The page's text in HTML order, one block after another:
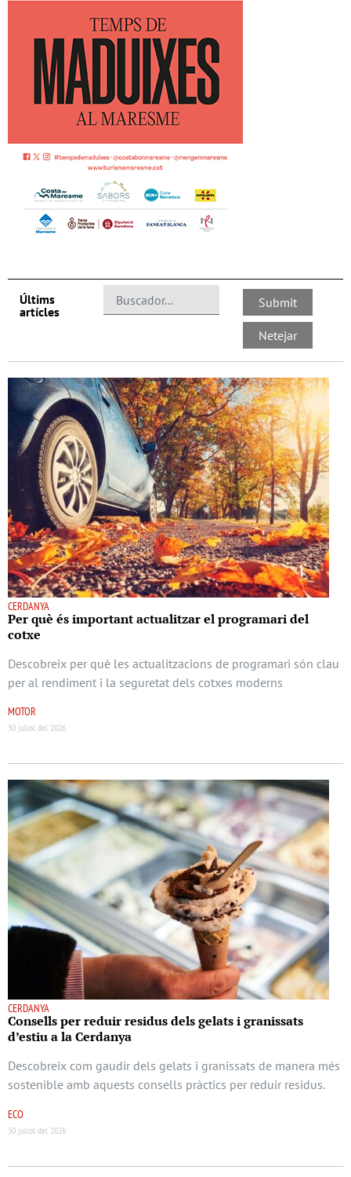
Últims
artícles
CERDANYA
Per què és important actualitzar el programari del
cotxe
Descobreix per què les actualitzacions de programari són clau
per al rendiment i la seguretat dels cotxes moderns
MOTOR
30 juliol del 2026
CERDANYA
Consells per reduir residus dels gelats i granissats
d’estiu a la Cerdanya
Descobreix com gaudir dels gelats i granissats de manera més
sostenible amb aquests consells pràctics per reduir residus.
ECO
30 juliol del 2026